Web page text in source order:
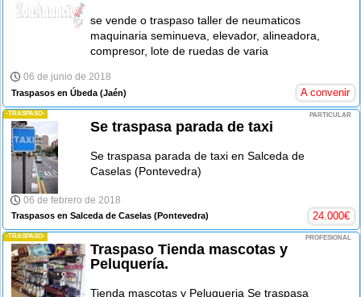
se vende o traspaso taller de neumaticos
maquinaria seminueva, elevador, alineadora,
compresor, lote de ruedas de varia
06 de junio de 2018
Traspasos en Úbeda (Jaén) A convenir
-TRASPASO- PARTICULAR
Se traspasa parada de taxi
Se traspasa parada de taxi en Salceda de
Caselas (Pontevedra)
06 de febrero de 2018
Traspasos en Salceda de Caselas (Pontevedra) 24.000€
-TRASPASO- PROFESIONAL
Traspaso Tienda mascotas y
Peluquería.
Tienda mascotas y Peluqueria Se traspasa